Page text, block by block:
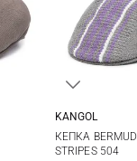
KANGOL
КЕПКА
STRIPES 504